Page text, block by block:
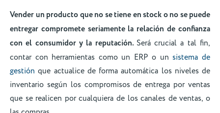
Vender un producto que no se tiene en stock o no se puede
entregar compromete seriamente la relación de confianza
con el consumidor y la reputación. Será crucial a tal fin,
contar con herramientas como un ERP o un sistema de
gestión que actualice de forma automática los niveles de
inventario según los compromisos de entrega por ventas
que se realicen por cualquiera de los canales de ventas, o